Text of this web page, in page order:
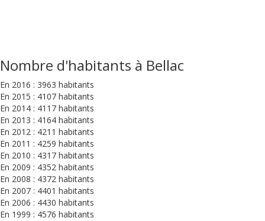
Nombre d'habitants à Bellac
En 2016 : 3963 habitants
En 2015 : 4107 habitants
En 2014 : 4117 habitants
En 2013 : 4164 habitants
En 2012 : 4211 habitants
En 2011 : 4259 habitants
En 2010 : 4317 habitants
En 2009 : 4352 habitants
En 2008 : 4372 habitants
En 2007 : 4401 habitants
En 2006 : 4430 habitants
En 1999 : 4576 habitants